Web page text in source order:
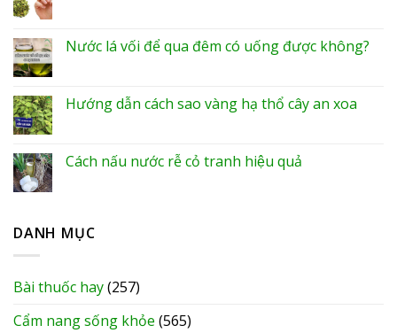
Nước lá vối để qua đêm có uống được không?
Hướng dẫn cách sao vàng hạ thổ cây an xoa
Cách nấu nước rễ cỏ tranh hiệu quả
DANH MỤC
Bài thuốc hay(257)
Cẩm nang sống khỏe (565)